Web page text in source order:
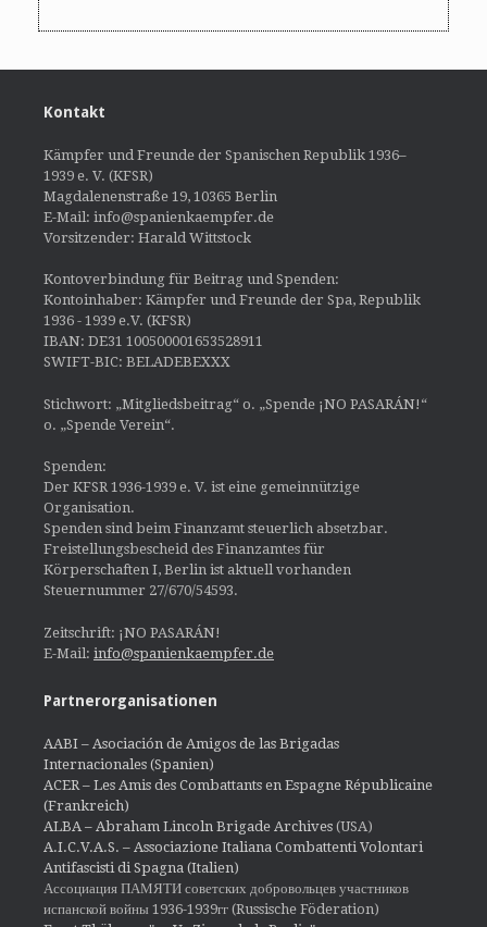
Kontakt
Kämpfer und Freunde der Spanischen Republik 1936–
1939 e. V. (KFSR)
Magdalenenstraße 19, 10365 Berlin
E-Mail: info@spanienkaempfer.de
Vorsitzender: Harald Wittstock
Kontoverbindung für Beitrag und Spenden:
Kontoinhaber: Kämpfer und Freunde der Spa, Republik
1936 - 1939 e.V. (KFSR)
IBAN: DE31 100500001653528911
SWIFT-BIC: BELADEBEXXX
Stichwort: „Mitgliedsbeitrag“ o. „Spende ¡NO PASARÁN!“
o. „Spende Verein“.
Spenden:
Der KFSR 1936-1939 e. V. ist eine gemeinnützige
Organisation.
Spenden sind beim Finanzamt steuerlich absetzbar.
Freistellungsbescheid des Finanzamtes für
Körperschaften I, Berlin ist aktuell vorhanden
Steuernummer 27/670/54593.
Zeitschrift: ¡NO PASARÁN!
E-Mail: info@spanienkaempfer.de
Partnerorganisationen
AABI – Asociación de Amigos de las Brigadas
Internacionales (Spanien)
ACER – Les Amis des Combattants en Espagne Républicaine
(Frankreich)
ALBA – Abraham Lincoln Brigade Archives (USA)
A.I.C.V.A.S. – Associazione Italiana Combattenti Volontari
Antifascisti di Spagna (Italien)
Ассоциация ПАМЯТИ советских добровольцев участников
испанской войны 1936-1939гг (Russische Föderation)